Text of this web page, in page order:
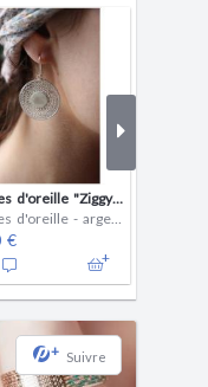
Boucles d'oreille "Ziggy Circle"
Boucles d'oreille - argent
€
+ Suivre